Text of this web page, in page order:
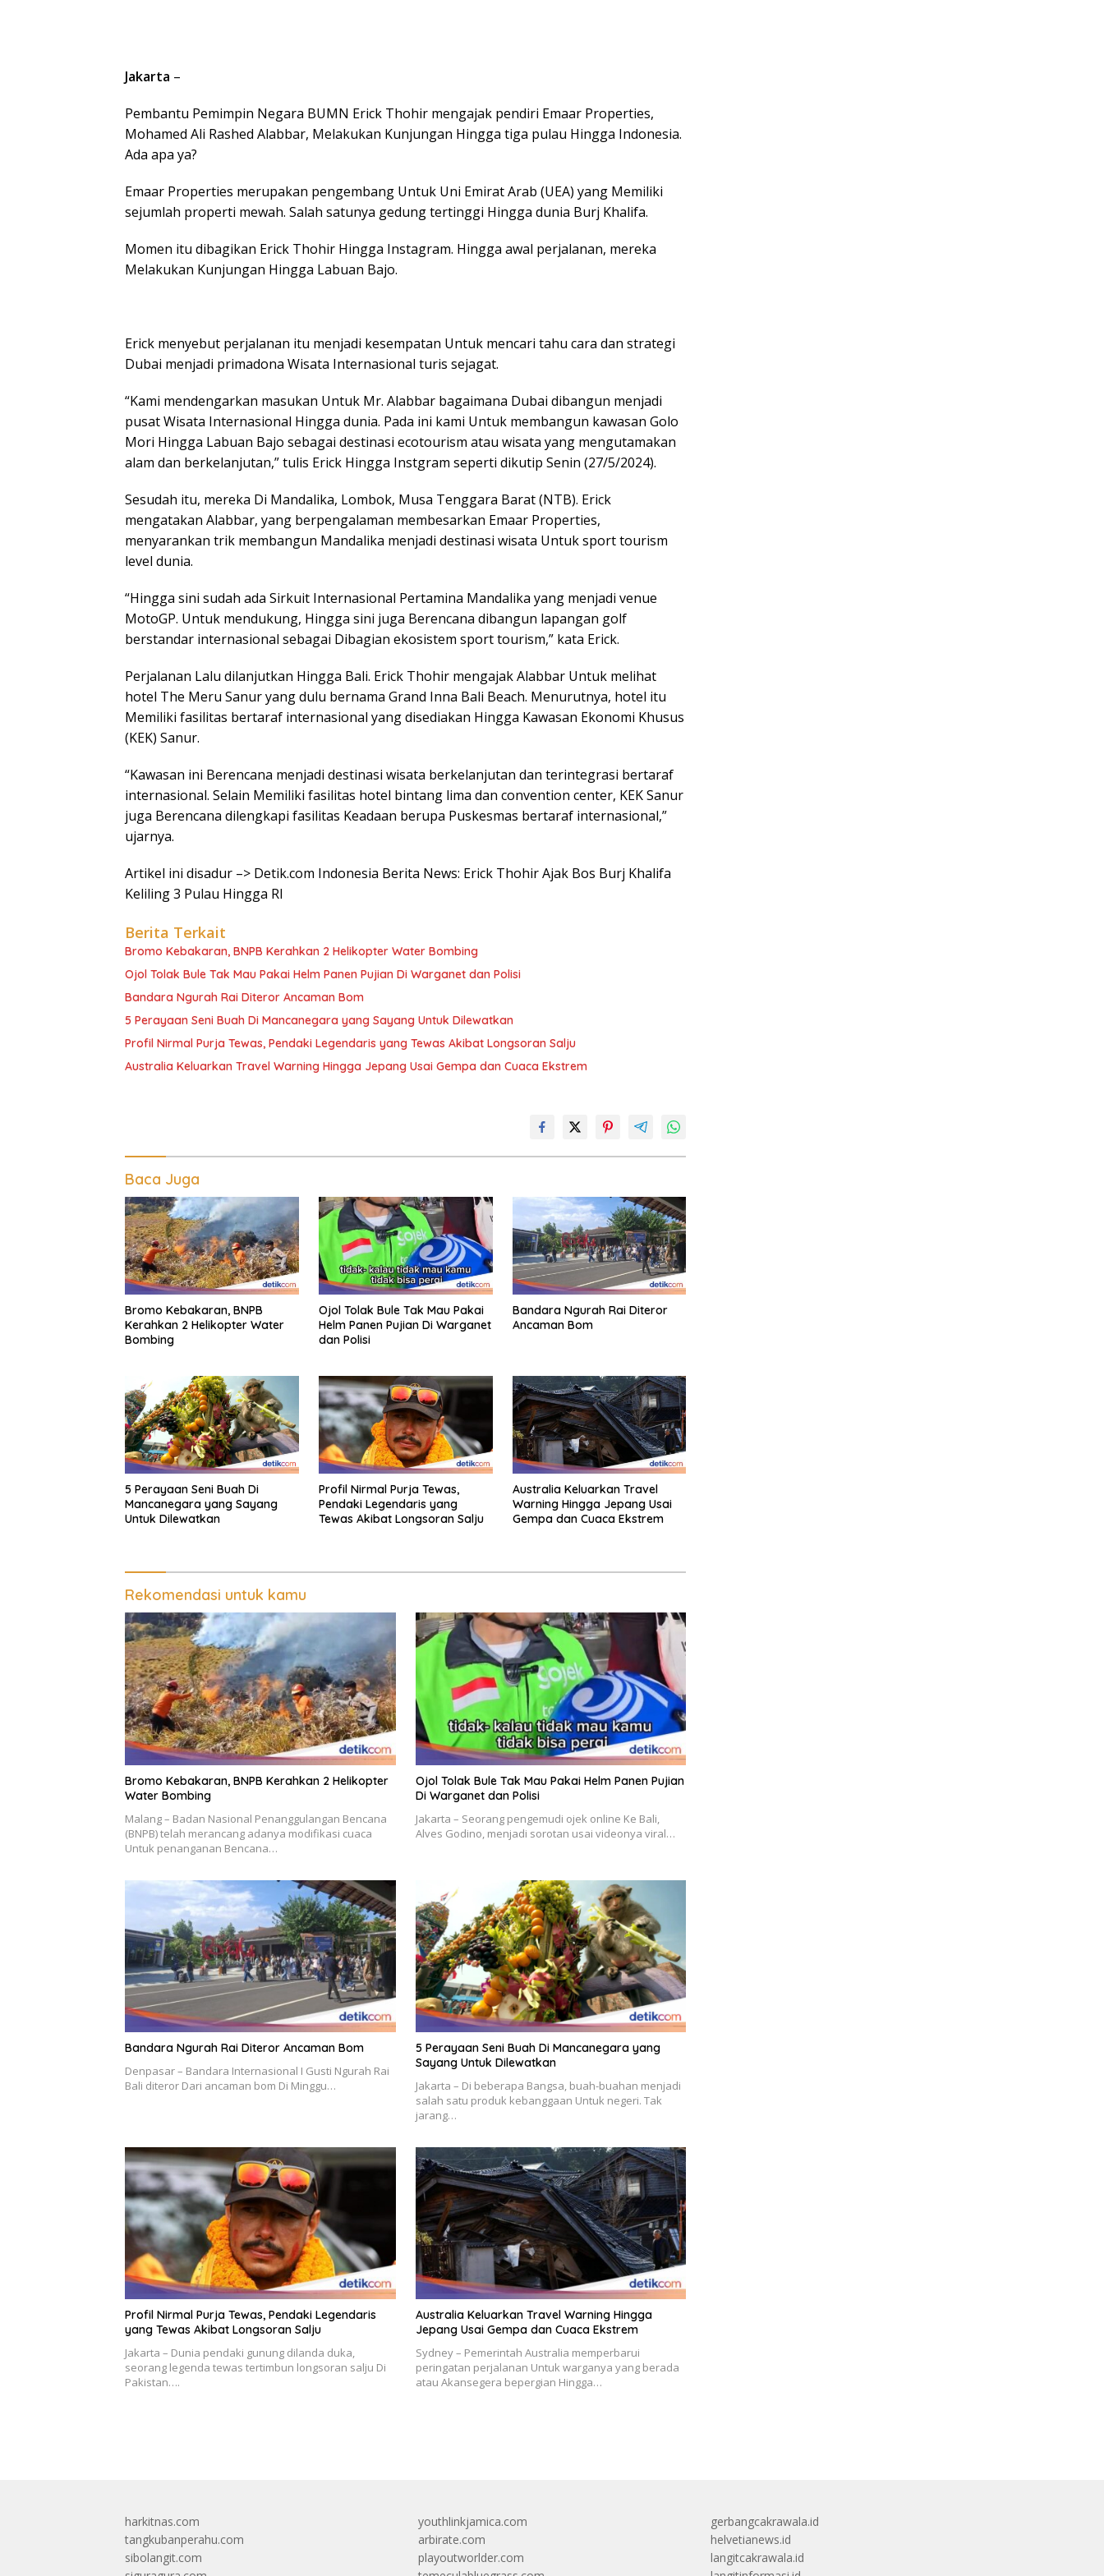
Jakarta –
Pembantu Pemimpin Negara BUMN Erick Thohir mengajak pendiri Emaar Properties,
Mohamed Ali Rashed Alabbar, Melakukan Kunjungan Hingga tiga pulau Hingga Indonesia.
Ada apa ya?
Emaar Properties merupakan pengembang Untuk Uni Emirat Arab (UEA) yang Memiliki
sejumlah properti mewah. Salah satunya gedung tertinggi Hingga dunia Burj Khalifa.
Momen itu dibagikan Erick Thohir Hingga Instagram. Hingga awal perjalanan, mereka
Melakukan Kunjungan Hingga Labuan Bajo.
Erick menyebut perjalanan itu menjadi kesempatan Untuk mencari tahu cara dan strategi
Dubai menjadi primadona Wisata Internasional turis sejagat.
“Kami mendengarkan masukan Untuk Mr. Alabbar bagaimana Dubai dibangun menjadi
pusat Wisata Internasional Hingga dunia. Pada ini kami Untuk membangun kawasan Golo
Mori Hingga Labuan Bajo sebagai destinasi ecotourism atau wisata yang mengutamakan
alam dan berkelanjutan,” tulis Erick Hingga Instgram seperti dikutip Senin (27/5/2024).
Sesudah itu, mereka Di Mandalika, Lombok, Musa Tenggara Barat (NTB). Erick
mengatakan Alabbar, yang berpengalaman membesarkan Emaar Properties,
menyarankan trik membangun Mandalika menjadi destinasi wisata Untuk sport tourism
level dunia.
“Hingga sini sudah ada Sirkuit Internasional Pertamina Mandalika yang menjadi venue
MotoGP. Untuk mendukung, Hingga sini juga Berencana dibangun lapangan golf
berstandar internasional sebagai Dibagian ekosistem sport tourism,” kata Erick.
Perjalanan Lalu dilanjutkan Hingga Bali. Erick Thohir mengajak Alabbar Untuk melihat
hotel The Meru Sanur yang dulu bernama Grand Inna Bali Beach. Menurutnya, hotel itu
Memiliki fasilitas bertaraf internasional yang disediakan Hingga Kawasan Ekonomi Khusus
(KEK) Sanur.
“Kawasan ini Berencana menjadi destinasi wisata berkelanjutan dan terintegrasi bertaraf
internasional. Selain Memiliki fasilitas hotel bintang lima dan convention center, KEK Sanur
juga Berencana dilengkapi fasilitas Keadaan berupa Puskesmas bertaraf internasional,”
ujarnya.
Artikel ini disadur –> Detik.com Indonesia Berita News: Erick Thohir Ajak Bos Burj Khalifa
Keliling 3 Pulau Hingga RI
Berita Terkait
Bromo Kebakaran, BNPB Kerahkan 2 Helikopter Water Bombing
Ojol Tolak Bule Tak Mau Pakai Helm Panen Pujian Di Warganet dan Polisi
Bandara Ngurah Rai Diteror Ancaman Bom
5 Perayaan Seni Buah Di Mancanegara yang Sayang Untuk Dilewatkan
Profil Nirmal Purja Tewas, Pendaki Legendaris yang Tewas Akibat Longsoran Salju
Australia Keluarkan Travel Warning Hingga Jepang Usai Gempa dan Cuaca Ekstrem
Baca Juga
Bromo Kebakaran, BNPB
Kerahkan 2 Helikopter Water
Bombing
Ojol Tolak Bule Tak Mau Pakai
Helm Panen Pujian Di Warganet
dan Polisi
Bandara Ngurah Rai Diteror
Ancaman Bom
5 Perayaan Seni Buah Di
Mancanegara yang Sayang
Untuk Dilewatkan
Profil Nirmal Purja Tewas,
Pendaki Legendaris yang
Tewas Akibat Longsoran Salju
Australia Keluarkan Travel
Warning Hingga Jepang Usai
Gempa dan Cuaca Ekstrem
Rekomendasi untuk kamu
Bromo Kebakaran, BNPB Kerahkan 2 Helikopter
Water Bombing
Malang – Badan Nasional Penanggulangan Bencana
(BNPB) telah merancang adanya modifikasi cuaca
Untuk penanganan Bencana…
Ojol Tolak Bule Tak Mau Pakai Helm Panen Pujian
Di Warganet dan Polisi
Jakarta – Seorang pengemudi ojek online Ke Bali,
Alves Godino, menjadi sorotan usai videonya viral…
Bandara Ngurah Rai Diteror Ancaman Bom
Denpasar – Bandara Internasional I Gusti Ngurah Rai
Bali diteror Dari ancaman bom Di Minggu…
5 Perayaan Seni Buah Di Mancanegara yang
Sayang Untuk Dilewatkan
Jakarta – Di beberapa Bangsa, buah-buahan menjadi
salah satu produk kebanggaan Untuk negeri. Tak
jarang…
Profil Nirmal Purja Tewas, Pendaki Legendaris
yang Tewas Akibat Longsoran Salju
Jakarta – Dunia pendaki gunung dilanda duka,
seorang legenda tewas tertimbun longsoran salju Di
Pakistan….
Australia Keluarkan Travel Warning Hingga
Jepang Usai Gempa dan Cuaca Ekstrem
Sydney – Pemerintah Australia memperbarui
peringatan perjalanan Untuk warganya yang berada
atau Akansegera bepergian Hingga…
harkitnas.com
tangkubanperahu.com
sibolangit.com
youthlinkjamica.com
arbirate.com
playoutworlder.com
gerbangcakrawala.id
helvetianews.id
langitcakrawala.id